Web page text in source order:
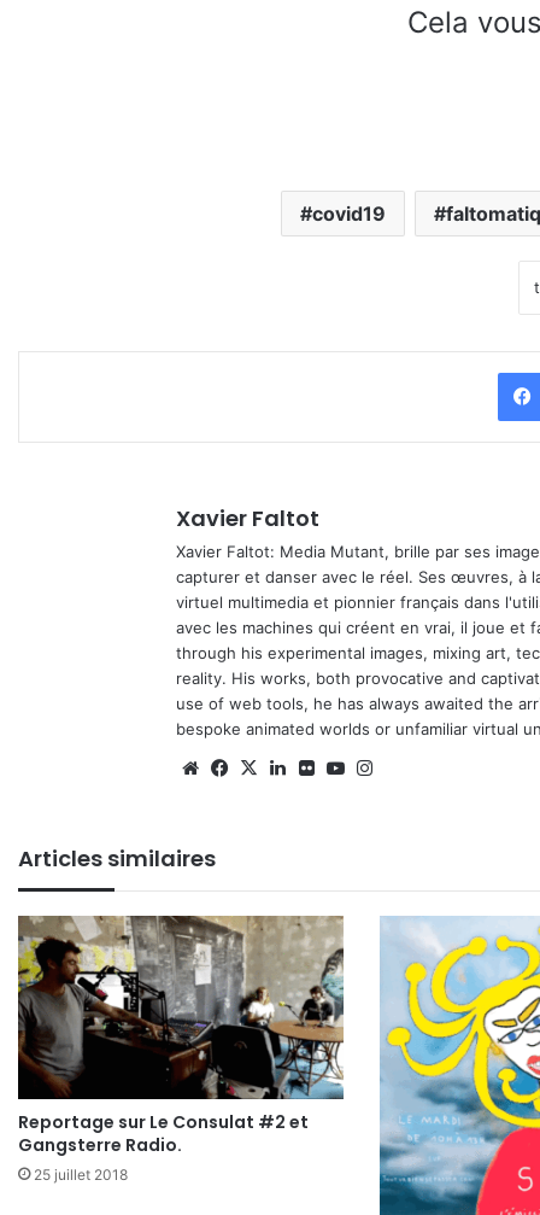
Cela
covid19
Xavier Faltot
Xavier Faltot: Media Mutant, brille par ses
capturer et danser avec le réel. Ses œuvres, à
virtuel multimedia et pionnier français dans
avec les machines qui créent en vrai, il joue et
through his experimental images, mixing art,
reality. His works, both provocative and
use of web tools, he has always awaited the
bespoke animated worlds or unfamiliar virtual
WebsiteFacebook
X Linkedin
FlickrYouTube
Articles similaires
Reportage sur Le Consulat #2 et
Gangsterre Radio.
25 juillet 2018